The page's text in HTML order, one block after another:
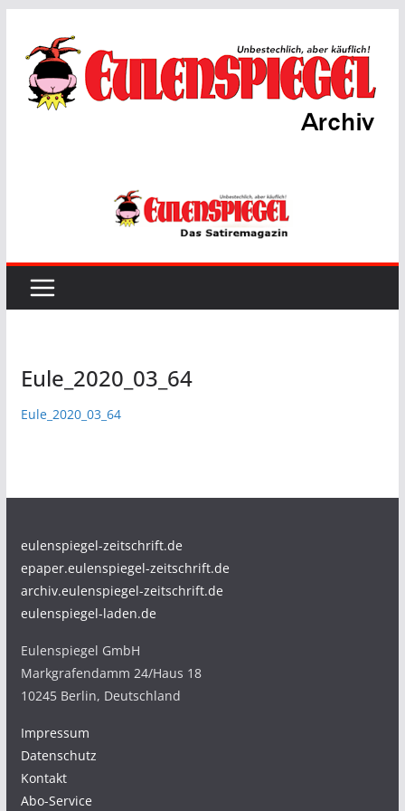
Inhalt
springen
Eule_2020_03_64
Eule_2020_03_64
eulenspiegel-zeitschrift.de
epaper.eulenspiegel-zeitschrift.de
archiv.eulenspiegel-zeitschrift.de
eulenspiegel-laden.de
Eulenspiegel GmbH
Markgrafendamm 24/Haus 18
10245 Berlin, Deutschland
Impressum
Datenschutz
Kontakt
Abo-Service